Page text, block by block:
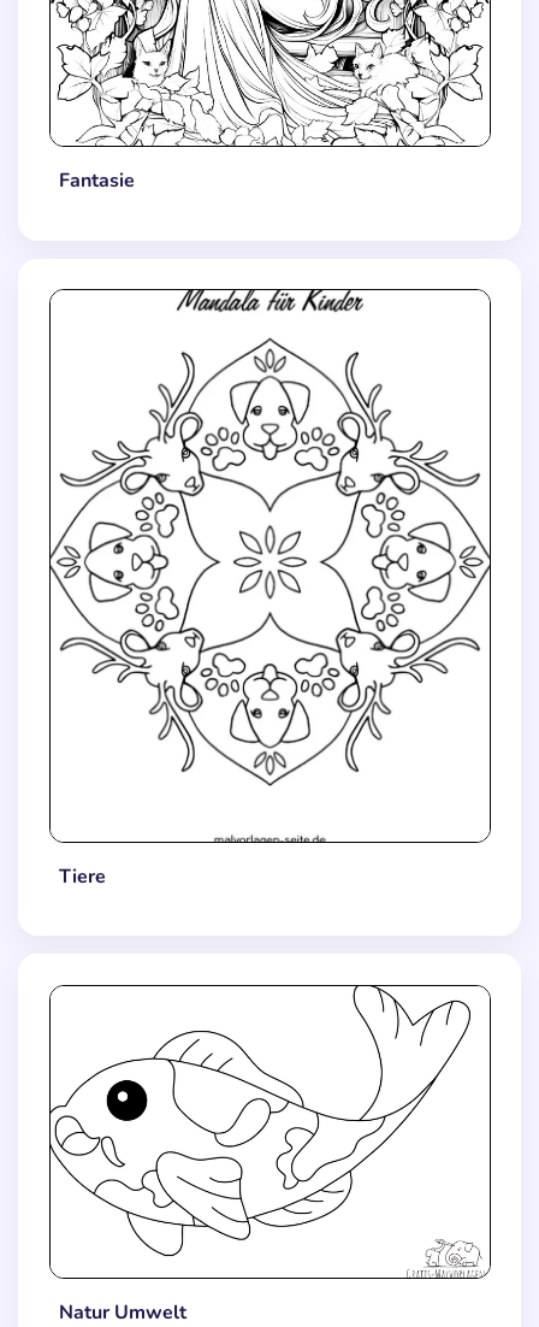
Fantasie
Tiere
Natur Umwelt